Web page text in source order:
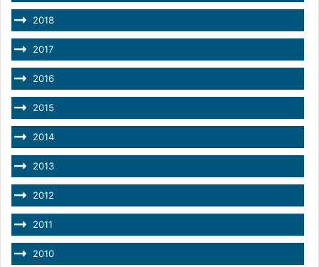
2018
2017
2016
2015
2014
2013
2012
2011
2010